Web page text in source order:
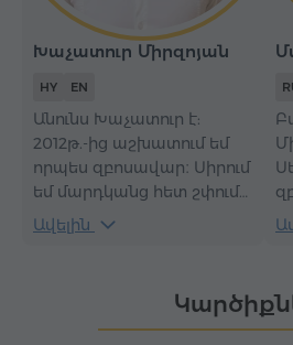
Խաչատուր Միրզոյան
HY EN
Անունս Խաչատուր է:
2012թ.-ից աշխատում եմ
որպես զբոսավար։ Սիրում
եմ մարդկանց հետ շփումը
և միշտ փորձում, որ
էքսկուրսիան արդարացնի
Ավելին